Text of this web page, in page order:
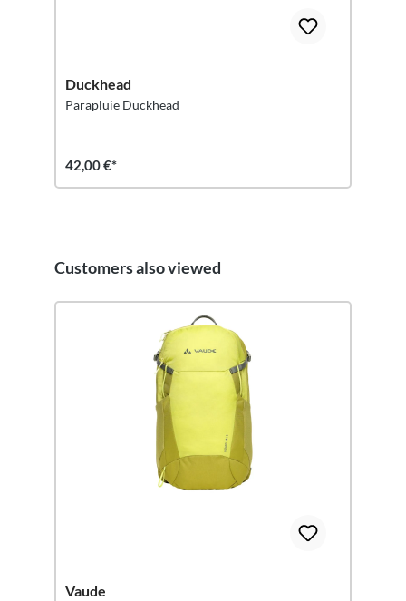
Duckhead
Parapluie Duckhead
42,00 €*
Ignorer la galerie de produits
Customers also viewed
Vaude